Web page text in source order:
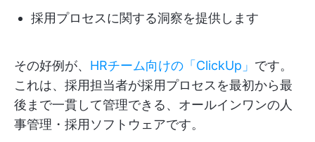
採用プロセスに関する洞察を提供します
その好例が、 HRチーム向けの「ClickUp」 です。
これは、採用担当者が採用プロセスを最初から最
後まで一貫して管理できる、オールインワンの人
事管理・採用ソフトウェアです。